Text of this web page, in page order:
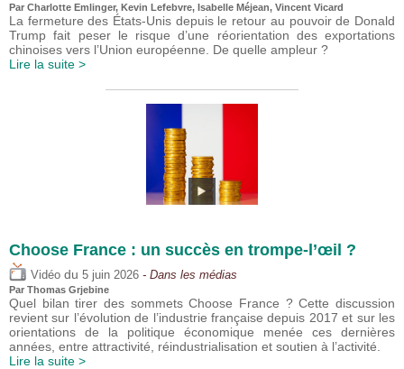
Par Charlotte Emlinger, Kevin Lefebvre, Isabelle Méjean, Vincent Vicard
La fermeture des États-Unis depuis le retour au pouvoir de Donald
Trump fait peser le risque d’une réorientation des exportations
chinoises vers l’Union européenne. De quelle ampleur ?
Lire la suite >
Choose France : un succès en trompe-l’œil ?
Vidéo du 5 juin 2026 - Dans les médias
Par Thomas Grjebine
Quel bilan tirer des sommets Choose France ? Cette discussion
revient sur l’évolution de l’industrie française depuis 2017 et sur les
orientations de la politique économique menée ces dernières
années, entre attractivité, réindustrialisation et soutien à l’activité.
Lire la suite >